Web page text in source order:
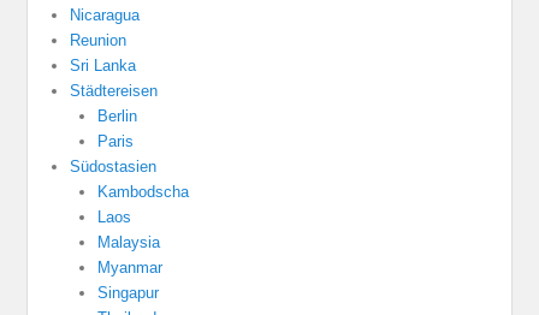
Nicaragua
Reunion
Sri Lanka
Städtereisen
Berlin
Paris
Südostasien
Kambodscha
Laos
Malaysia
Myanmar
Singapur